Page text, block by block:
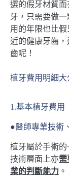
選的假牙材質
牙，只需要做
用的年限也比
近的健康牙齒
齒呢！
植牙費用明細大
1.基本植牙費用
●醫師專業技術
植牙屬於手術
技術層面上亦需
業的判斷能力 。